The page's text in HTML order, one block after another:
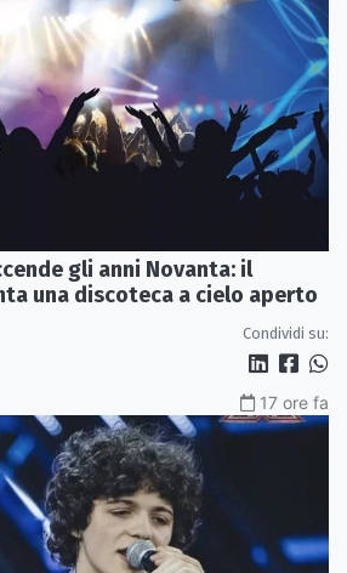
gli anni Novanta: il
una discoteca a cielo aperto
Condividi su:
17 ore fa